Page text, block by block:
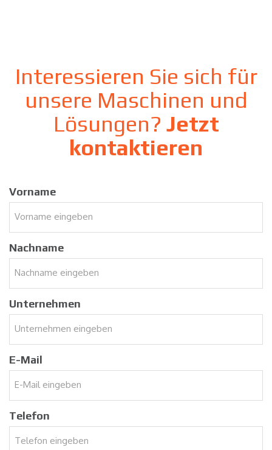
Interessieren Sie sich für
unsere Maschinen und
Lösungen? Jetzt
kontaktieren
Vorname
Nachname
Unternehmen
E-Mail
Telefon